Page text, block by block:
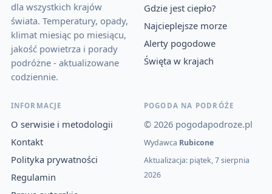
dla wszystkich krajów
świata. Temperatury, opady,
klimat miesiąc po miesiącu,
jakość powietrza i porady
podróżne - aktualizowane
codziennie.
Gdzie jest ciepło?
Najcieplejsze morze
Alerty pogodowe
Święta w krajach
INFORMACJE
O serwisie i metodologii
Kontakt
Polityka prywatności
Regulamin
POGODA NA PODRÓŻE
© 2026 pogodapodroze.pl
Wydawca Rubicone
Aktualizacja: piątek, 7 sierpnia
2026